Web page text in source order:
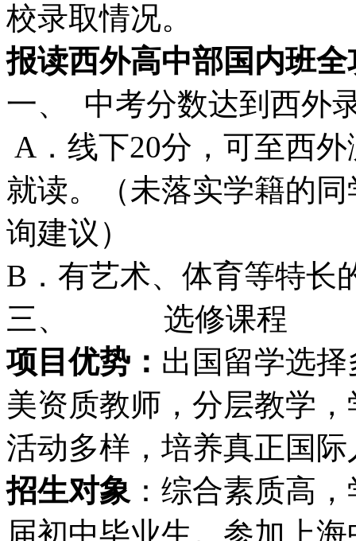
校录取情况。
报读西外高中部国内班
一、 中考分数达到西外
A．线下20分，可至西
就读。（未落实学籍的
询建议）
B．有艺术、体育等特长
三、 选修课程
项目优势 ： 出国留学选
美资质教师，分层教学
活动多样，培养真正国
招生对象：综合素质高
届初中毕业生。参加上